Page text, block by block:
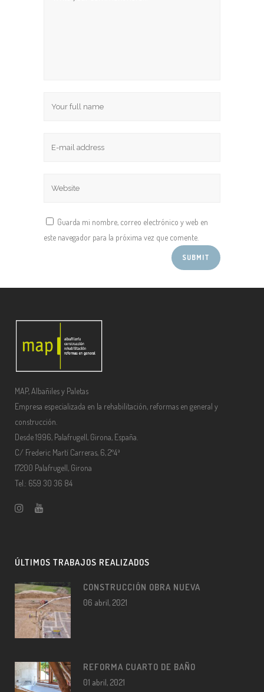
Guarda mi nombre, correo electrónico y web en
este navegador para la próxima vez que comente.
MAP, Albañiles y Paletas
Empresa especializada en la rehabilitación, reformas en general y
construcción.
Desde 1996, Palafrugell, Girona, España.
C/ Frederic Martí Carreras, 6, 2º4ª
17200 Palafrugell, Girona
Tel.: 659 30 36 84
ÚLTIMOS TRABAJOS REALIZADOS
CONSTRUCCIÓN OBRA NUEVA
06 abril, 2021
REFORMA CUARTO DE BAÑO
01 abril, 2021